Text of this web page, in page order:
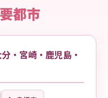
都市
・宮崎・鹿児島・